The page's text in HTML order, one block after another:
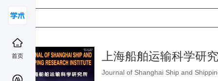
首页 上海船舶运输科学研
Journal of Shanghai Ship and